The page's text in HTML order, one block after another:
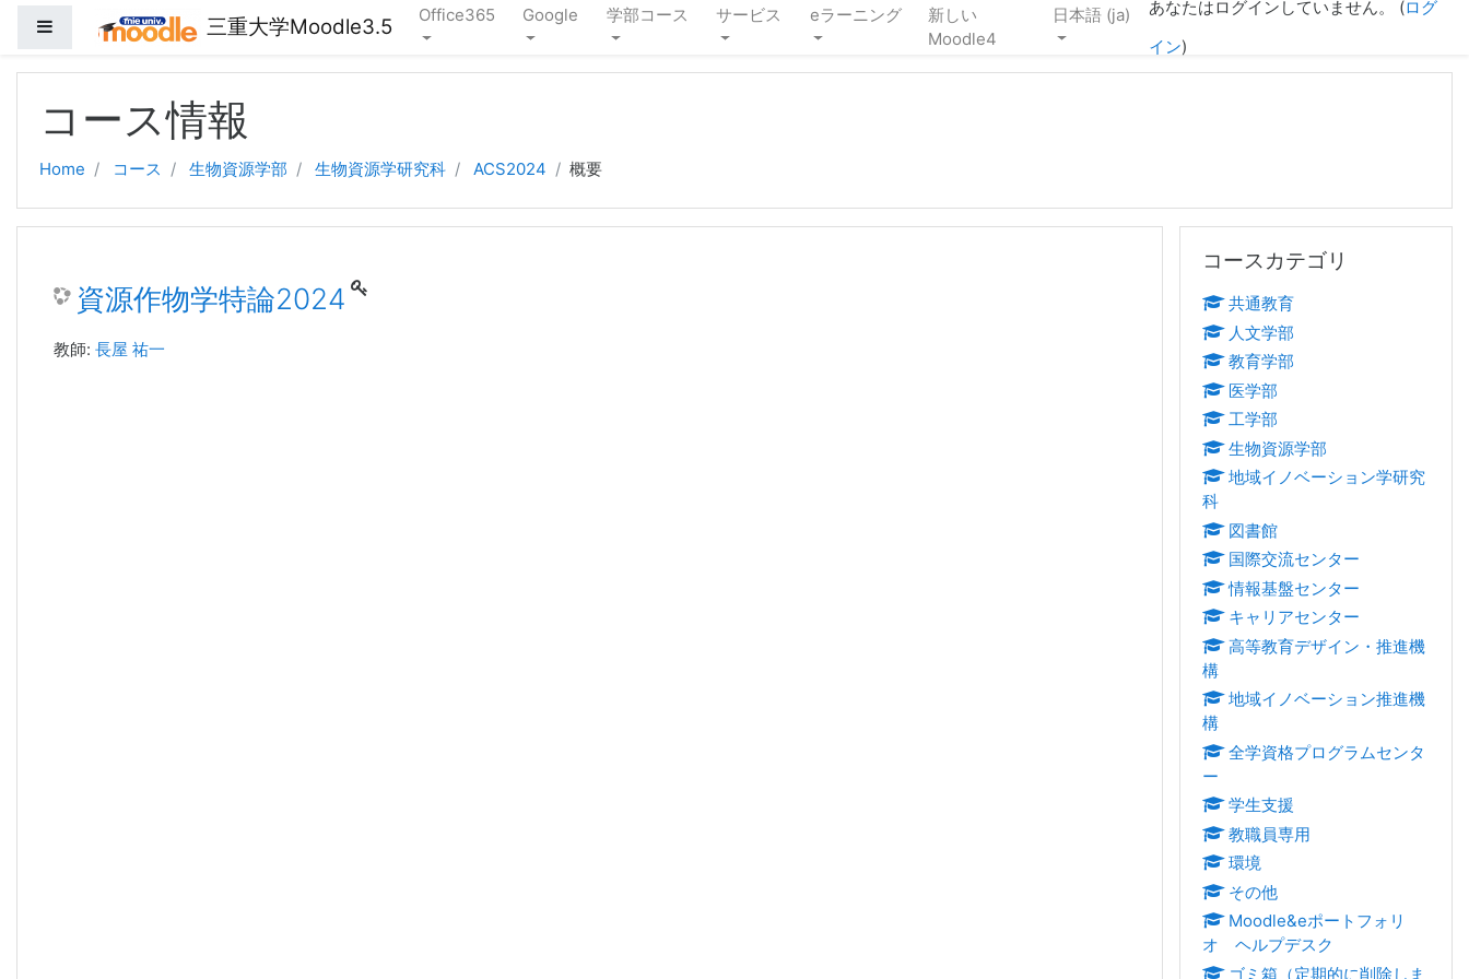
サイドパネル 三重大学Moodle3.5 Office365 Google 学部コース サービス eラーニング
新しい
Moodle4
日本語 ‎(ja)‎ あなたはログインしていません。 (ログ
イン)
コース情報
Home コース 生物資源学部 生物資源学研究科 ACS2024 概要
資源作物学特論2024
教師: 長屋 祐一
コースカテゴリ
共通教育
人文学部
教育学部
医学部
工学部
生物資源学部
地域イノベーション学研究
科
図書館
国際交流センター
情報基盤センター
キャリアセンター
高等教育デザイン・推進機
構
地域イノベーション推進機
構
全学資格プログラムセンタ
ー
学生支援
教職員専用
環境
その他
Moodle&eポートフォリ
オ ヘルプデスク
ゴミ箱（定期的に削除しま